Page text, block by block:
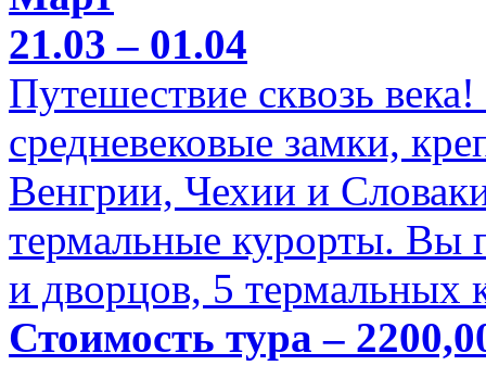
21.03 – 01.04
Путешествие сквозь
средневековые замки,
Венгрии, Чехии и
термальные курорты. Вы
и дворцов, 5 термальных
Стоимость тура –